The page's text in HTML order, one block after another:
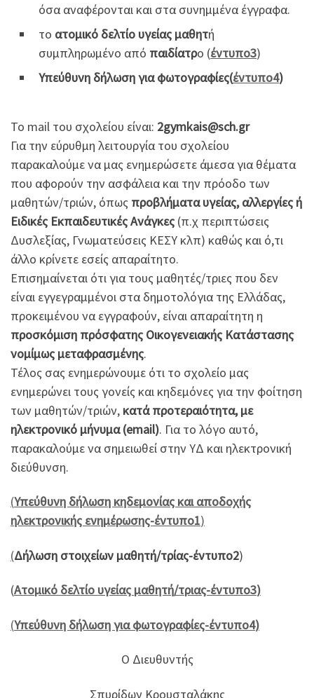
όσα αναφέρονται και στα συνημμένα έγγραφα.
το ατομικό δελτίο υγείας μαθητή
συμπληρωμένο από παιδίατρο (έντυπο3)
Υπεύθυνη δήλωση για φωτογραφίες(έντυπο4)
Το mail του σχολείου είναι: 2gymkais@sch.gr
Για την εύρυθμη λειτουργία του σχολείου
παρακαλούμε να μας ενημερώσετε άμεσα για θέματα
που αφορούν την ασφάλεια και την πρόοδο των
μαθητών/τριών, όπως προβλήματα υγείας, αλλεργίες ή
Ειδικές Εκπαιδευτικές Ανάγκες(π.χ περιπτώσεις
Δυσλεξίας, Γνωματεύσεις ΚΕΣΥ κλπ) καθώς και ό,τι
άλλο κρίνετε εσείς απαραίτητο.
Επισημαίνεται ότι για τους μαθητές/τριες που δεν
είναι εγγεγραμμένοι στα δημοτολόγια της Ελλάδας,
προκειμένου να εγγραφούν, είναι απαραίτητη η
προσκόμιση πρόσφατης Οικογενειακής Κατάστασης
νομίμως μεταφρασμένης.
Τέλος σας ενημερώνουμε ότι το σχολείο μας
ενημερώνει τους γονείς και κηδεμόνες για την φοίτηση
των μαθητών/τριών, κατά προτεραιότητα, με
ηλεκτρονικό μήνυμα (email). Για το λόγο αυτό,
παρακαλούμε να σημειωθεί στην ΥΔ και ηλεκτρονική
διεύθυνση.
(Υπεύθυνη δήλωση κηδεμονίας και αποδοχής
ηλεκτρονικής ενημέρωσης-έντυπο1)
(Δήλωση στοιχείων μαθητή/τρίας-έντυπο2)
(Ατομικό δελτίο υγείας μαθητή/τριας-έντυπο3)
(Υπεύθυνη δήλωση για φωτογραφίες-έντυπο4)
Ο Διευθυντής
Σπυρίδων Κρουσταλάκης